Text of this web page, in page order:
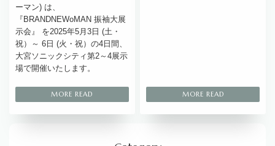
ーマン) は、
『BRANDNEWoMAN 振袖大展
示会』 を2025年5月3日 (土・
祝）～ 6日 (火・祝）の4日間、
大宮ソニックシティ第2～4展示
場で開催いたします。